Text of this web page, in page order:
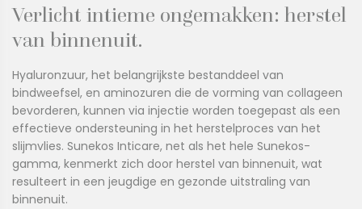
Verlicht intieme ongemakken: herstel
van binnenuit.
Hyaluronzuur, het belangrijkste bestanddeel van
bindweefsel, en aminozuren die de vorming van collageen
bevorderen, kunnen via injectie worden toegepast als een
effectieve ondersteuning in het herstelproces van het
slijmvlies. Sunekos Inticare, net als het hele Sunekos-
gamma, kenmerkt zich door herstel van binnenuit, wat
resulteert in een jeugdige en gezonde uitstraling van
binnenuit.